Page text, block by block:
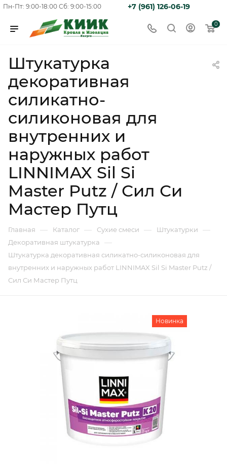
Пн-Пт: 9:00-18:00 Сб: 9:00-15:00 +7 (961) 126-06-19
0
Штукатурка
декоративная
силикатно-
силиконовая для
внутренних и
наружных работ
LINNIMAX Sil Si
Master Putz / Сил Си
Мастер Путц
Главная — Каталог — Сухие смеси — Штукатурки —
Декоративная штукатурка —
Штукатурка декоративная силикатно-силиконовая для
внутренних и наружных работ LINNIMAX Sil Si Master Putz /
Сил Си Мастер Путц
Новинка